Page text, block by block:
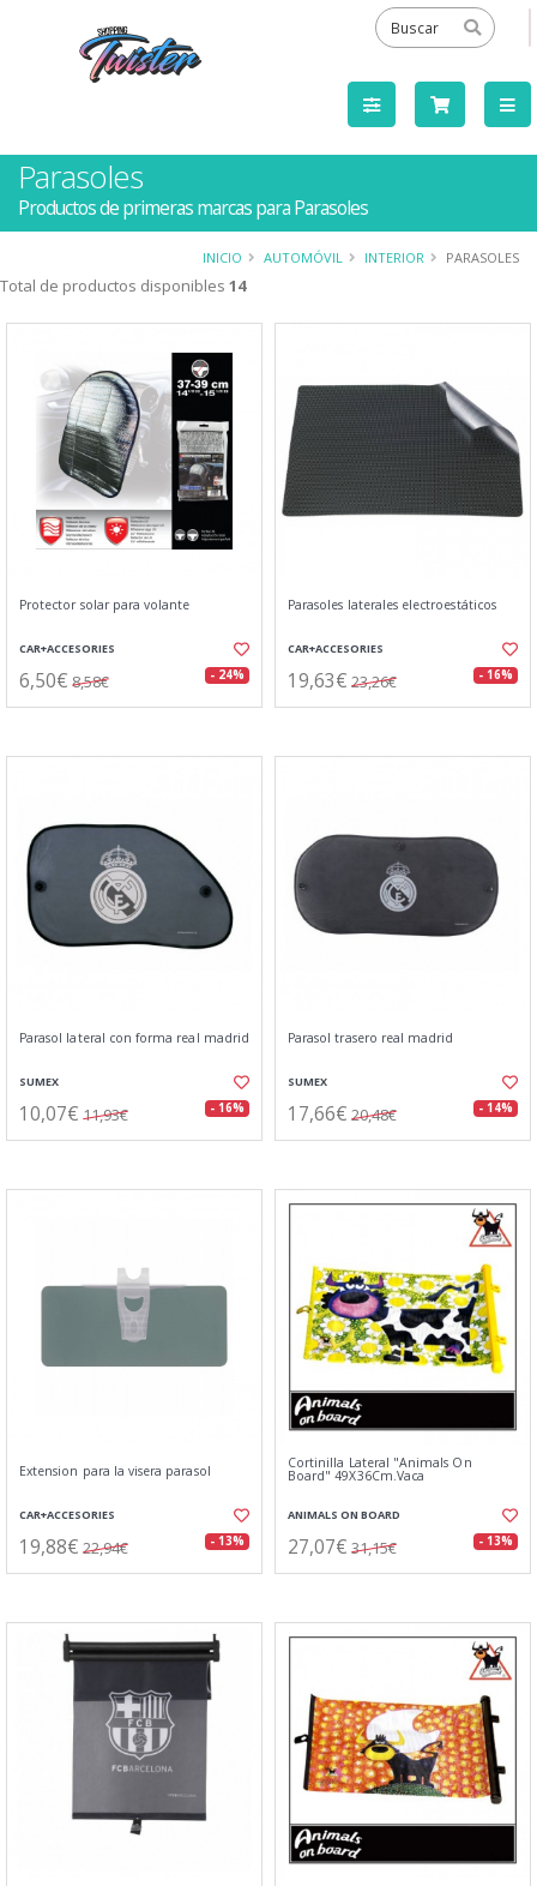
Parasoles
Productos de primeras marcas para Parasoles
INICIO AUTOMÓVIL INTERIOR PARASOLES
Total de productos disponibles 14
Protector solar para volante
CAR+ACCESORIES
6,50€ 8,58€ - 24%
Parasoles laterales electroestáticos
CAR+ACCESORIES
19,63€ 23,26€ - 16%
Parasol lateral con forma real madrid
SUMEX
10,07€ 11,93€ - 16%
Parasol trasero real madrid
SUMEX
17,66€ 20,48€ - 14%
Extension para la visera parasol
CAR+ACCESORIES
19,88€ 22,94€ - 13%
Cortinilla Lateral "Animals On
Board" 49X36Cm.Vaca
ANIMALS ON BOARD
27,07€ 31,15€ - 13%